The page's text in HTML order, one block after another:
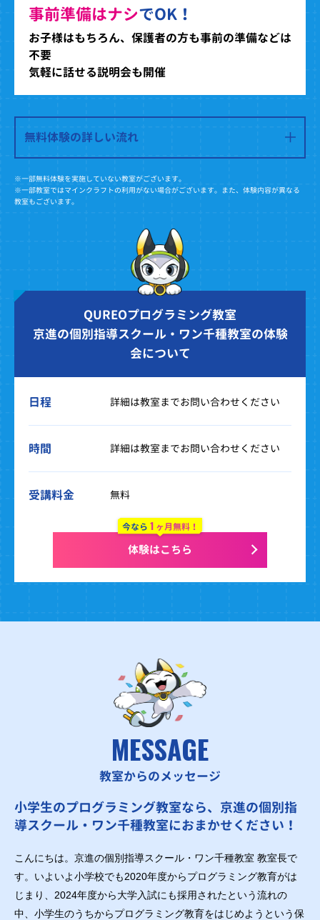
事前準備はナシでOK！
お子様はもちろん、保護者の方も事前の準備などは
不要
気軽に話せる説明会も開催
無料体験の詳しい流れ
※一部無料体験を実施していない教室がございます。
※一部教室ではマインクラフトの利用がない場合がございます。また、体験内容が異なる
教室もございます。
QUREOプログラミング教室
京進の個別指導スクール・ワン千種教室の体験
会について
日程 詳細は教室までお問い合わせください
時間 詳細は教室までお問い合わせください
受講料金 無料
今なら 1 ヶ月無料！
体験はこちら
MESSAGE
教室からのメッセージ
小学生のプログラミング教室なら、京進の個別指
導スクール・ワン千種教室におまかせください！
こんにちは。京進の個別指導スクール・ワン千種教室 教室長で
す。いよいよ小学校でも2020年度からプログラミング教育がは
じまり、2024年度から大学入試にも採用されたという流れの
中、小学生のうちからプログラミング教育をはじめようという保